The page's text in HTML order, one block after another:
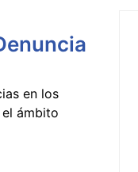
en los
ámbito